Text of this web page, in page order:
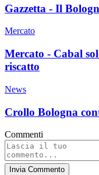
Gazzetta - Il
Mercato
Mercato - Cabal
riscatto
News
Crollo Bologna
Commenti
Invia Commento